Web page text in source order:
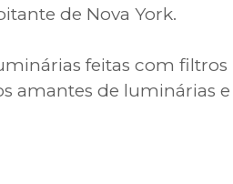
de Nova York.
feitas com filtros
amantes de luminárias e